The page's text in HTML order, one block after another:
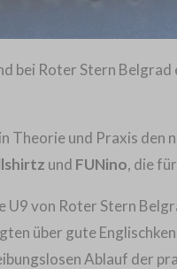
bei Roter Stern
Theorie und Praxis den
und FUNino, die
U9 von Roter Stern
über gute
Ablauf der